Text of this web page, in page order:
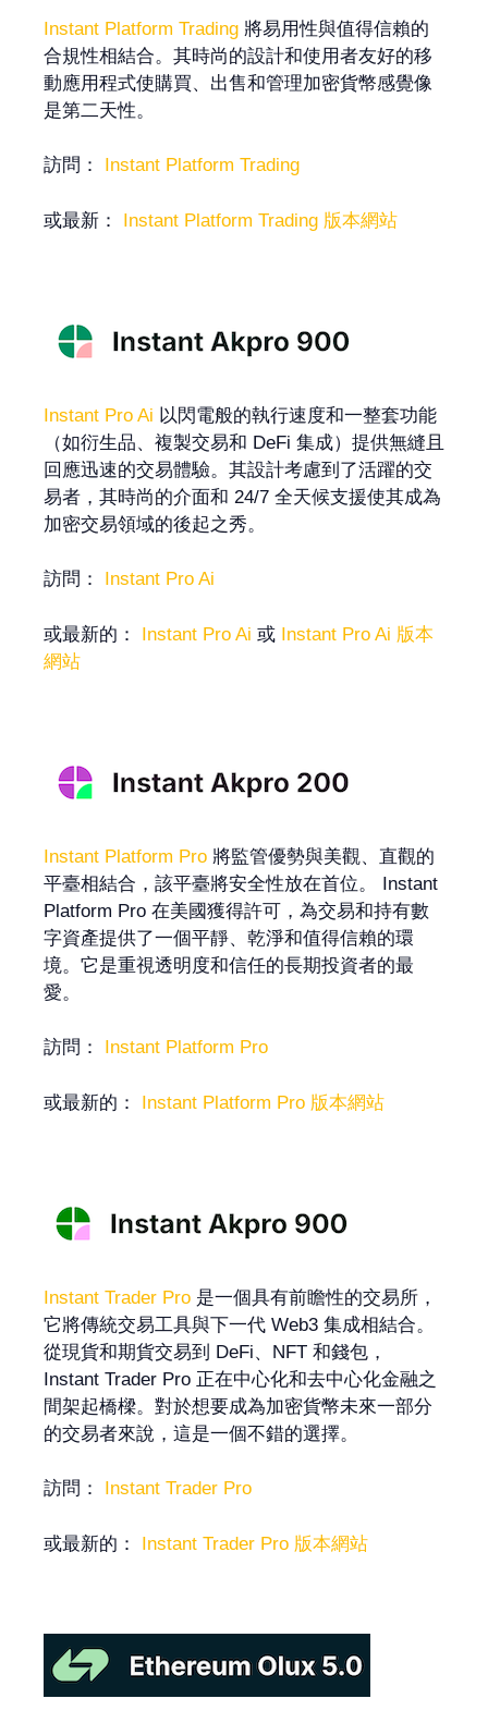
Instant Platform Trading 將易用性與值得信賴的
合規性相結合。其時尚的設計和使用者友好的移
動應用程式使購買、出售和管理加密貨幣感覺像
是第二天性。
訪問： Instant Platform Trading
或最新： Instant Platform Trading 版本網站
Instant Pro Ai 以閃電般的執行速度和一整套功能
（如衍生品、複製交易和 DeFi 集成）提供無縫且
回應迅速的交易體驗。其設計考慮到了活躍的交
易者，其時尚的介面和 24/7 全天候支援使其成為
加密交易領域的後起之秀。
訪問： Instant Pro Ai
或最新的： Instant Pro Ai 或 Instant Pro Ai 版本
網站
Instant Platform Pro 將監管優勢與美觀、直觀的
平臺相結合，該平臺將安全性放在首位。 Instant
Platform Pro 在美國獲得許可，為交易和持有數
字資產提供了一個平靜、乾淨和值得信賴的環
境。它是重視透明度和信任的長期投資者的最
愛。
訪問： Instant Platform Pro
或最新的： Instant Platform Pro 版本網站
Instant Trader Pro 是一個具有前瞻性的交易所，
它將傳統交易工具與下一代 Web3 集成相結合。
從現貨和期貨交易到 DeFi、NFT 和錢包，
Instant Trader Pro 正在中心化和去中心化金融之
間架起橋樑。對於想要成為加密貨幣未來一部分
的交易者來說，這是一個不錯的選擇。
訪問： Instant Trader Pro
或最新的： Instant Trader Pro 版本網站